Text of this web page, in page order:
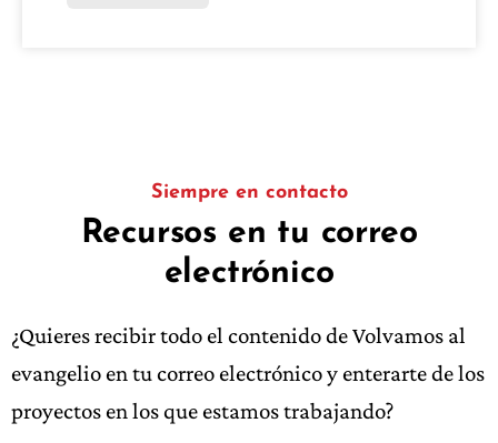
Siempre en contacto
Recursos en tu correo
electrónico
¿Quieres recibir todo el contenido de Volvamos al
evangelio en tu correo electrónico y enterarte de los
proyectos en los que estamos trabajando?